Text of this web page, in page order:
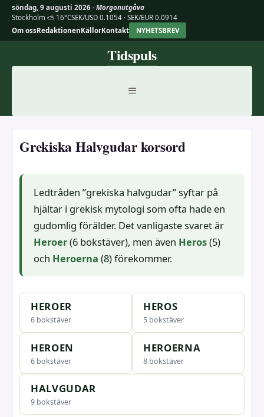
söndag, 9 augusti 2026 · Morgonutgåva
Stockholm ⛅ 16°CSEK/USD 0.1054 · SEK/EUR 0.0914
Om ossRedaktionenKällorKontakt NYHETSBREV
Tidspuls
MENY
Grekiska Halvgudar korsord
Ledtråden ”grekiska halvgudar” syftar på
hjältar i grekisk mytologi som ofta hade en
gudomlig förälder. Det vanligaste svaret är
Heroer(6 bokstäver), men även Heros(5)
och Heroerna (8) förekommer.
HEROER
6 bokstäver
HEROS
5 bokstäver
HEROEN
6 bokstäver
HEROERNA
8 bokstäver
HALVGUDAR
9 bokstäver